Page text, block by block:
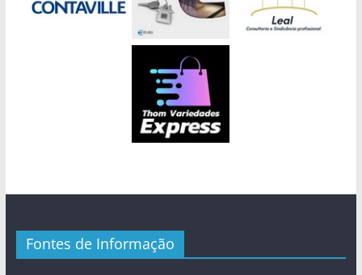
Fontes de Informação